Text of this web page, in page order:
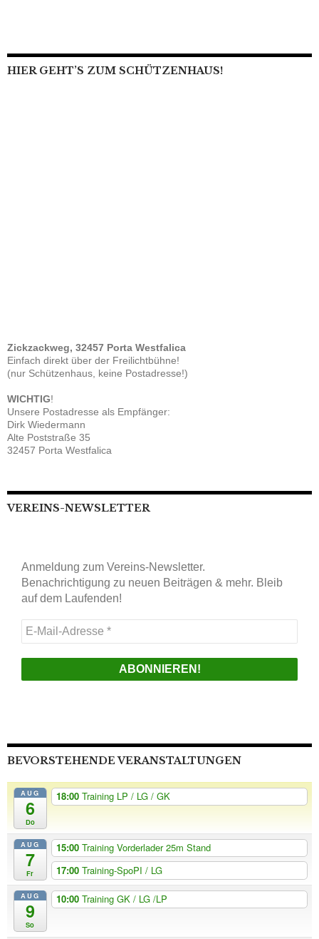
HIER GEHT’S ZUM SCHÜTZENHAUS!
Zickzackweg, 32457 Porta Westfalica
Einfach direkt über der Freilichtbühne!
(nur Schützenhaus, keine Postadresse!)
WICHTIG!
Unsere Postadresse als Empfänger:
Dirk Wiedermann
Alte Poststraße 35
32457 Porta Westfalica
VEREINS-NEWSLETTER
Anmeldung zum Vereins-Newsletter.
Benachrichtigung zu neuen Beiträgen & mehr. Bleib
auf dem Laufenden!
E-
Mail-
Adresse
BEVORSTEHENDE VERANSTALTUNGEN
AUG
6
Do
18:00 Training LP / LG / GK
AUG
7
Fr
15:00 Training Vorderlader 25m Stand
17:00 Training-SpoPI / LG
AUG
9
So
10:00 Training GK / LG /LP